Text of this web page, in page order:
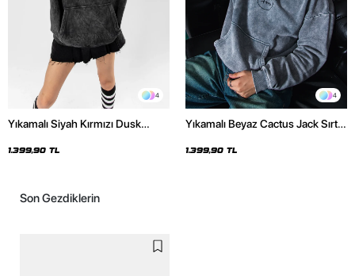
4
Yıkamalı Siyah Kırmızı Dusk
1.399,90 TL
4
Yıkamalı Beyaz Cactus Jack Sırt
1.399,90 TL
Son Gezdiklerin